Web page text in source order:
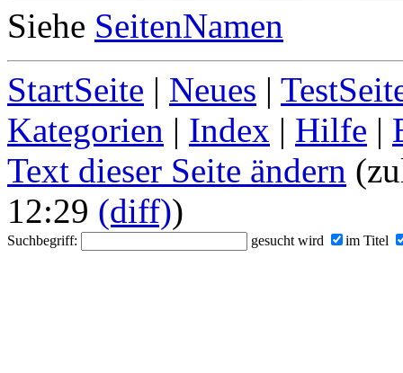
Siehe SeitenNamen
StartSeite | Neues |
Kategorien | Index | Hilfe |
Text dieser Seite ändern
12:29 (diff))
Suchbegriff: gesucht wird im Titel